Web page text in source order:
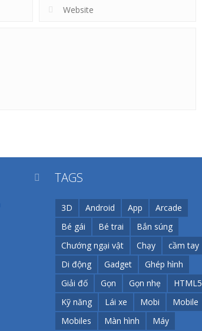
 TAGS
3D Android App
Arcade
Bé gái
Bé trai
Bắn súng
Chướng ngại vật
Chạy
cầm tay
Di động
Gadget
Ghép hình
Giải đố
Gọn Gọn nhẹ
HTML5
Kỹ năng
Lái xe Mobi
Mobile
Mobiles
Màn hình Máy